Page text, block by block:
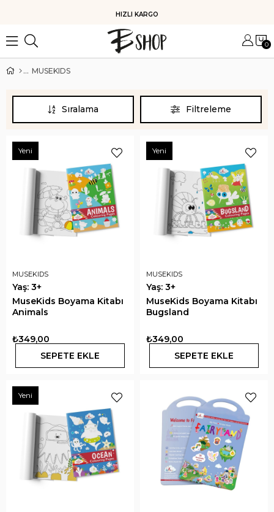
HIZLI KARGO
0
MUSEKIDS
Filtreleme
Sıralama
MUSEKIDS
Yaş: 3+
MuseKids Boyama Kitabı
Animals
₺349,00
SEPETE EKLE
Yeni
MUSEKIDS
Yaş: 3+
MuseKids Boyama Kitabı
Bugsland
₺349,00
SEPETE EKLE
Yeni
Yeni